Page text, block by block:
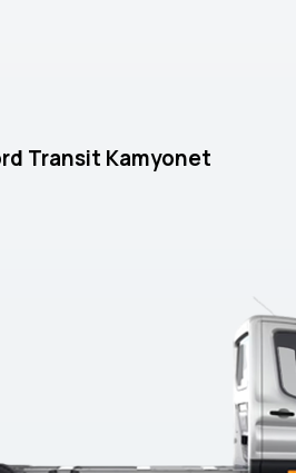
Transit Kamyonet